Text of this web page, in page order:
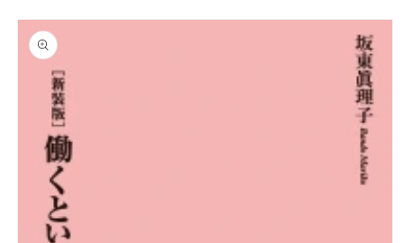
商品情
報にス
キップ